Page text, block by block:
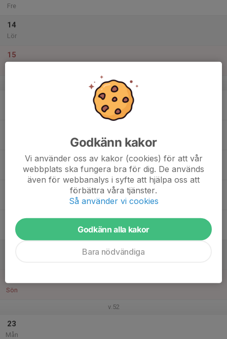
Fre
14
Lör
15
v.51
Fre
Sön
v.52
23
Mån
Godkänn kakor
Vi använder oss av kakor (cookies) för att vår
webbplats ska fungera bra för dig. De används
även för webbanalys i syfte att hjälpa oss att
förbättra våra tjänster.
Så använder vi cookies
Godkänn alla kakor
Bara nödvändiga